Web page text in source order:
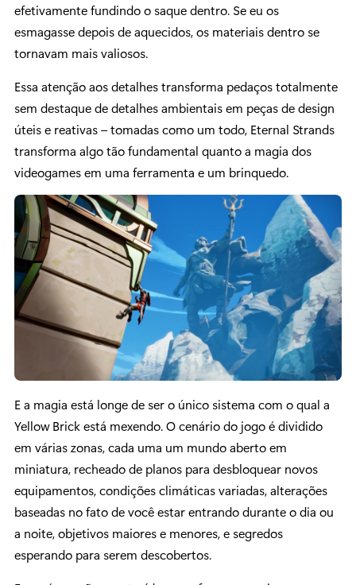
efetivamente fundindo o saque dentro. Se eu os
esmagasse depois de aquecidos, os materiais dentro se
tornavam mais valiosos.
Essa atenção aos detalhes transforma pedaços totalmente
sem destaque de detalhes ambientais em peças de design
úteis e reativas – tomadas como um todo, Eternal Strands
transforma algo tão fundamental quanto a magia dos
videogames em uma ferramenta e um brinquedo.
E a magia está longe de ser o único sistema com o qual a
Yellow Brick está mexendo. O cenário do jogo é dividido
em várias zonas, cada uma um mundo aberto em
miniatura, recheado de planos para desbloquear novos
equipamentos, condições climáticas variadas, alterações
baseadas no fato de você estar entrando durante o dia ou
a noite, objetivos maiores e menores, e segredos
esperando para serem descobertos.